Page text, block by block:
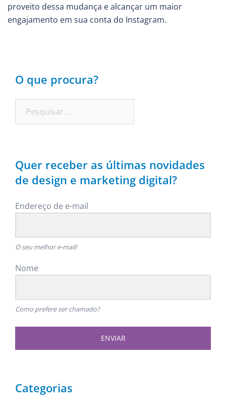
proveito dessa mudança e alcançar um maior
engajamento em sua conta do Instagram.
O que procura?
por:
Quer receber as últimas novidades
de design e marketing digital?
Endereço de e-mail
O seu melhor e-mail!
Nome
Como prefere ser chamado?
ENVIAR
Categorias